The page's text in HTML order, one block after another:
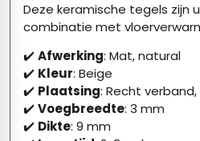
Deze keramische tegels zijn
combinatie met
✔️Afwerking: Mat, natural
✔️ Kleur: Beige
✔️ Plaatsing: Recht
✔️Voegbreedte: 3 mm
✔️ Dikte: 9 mm